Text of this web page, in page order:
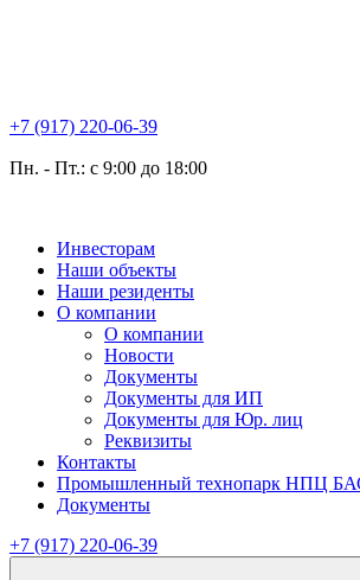
+7 (917) 220-06-39
Пн. - Пт.: с 9:00 до 18:00
Инвесторам
Наши объекты
Наши резиденты
О компании
О компании
Новости
Документы
Документы для ИП
Документы для Юр. лиц
Реквизиты
Контакты
Промышленный технопарк НПЦ
Документы
+7 (917) 220-06-39